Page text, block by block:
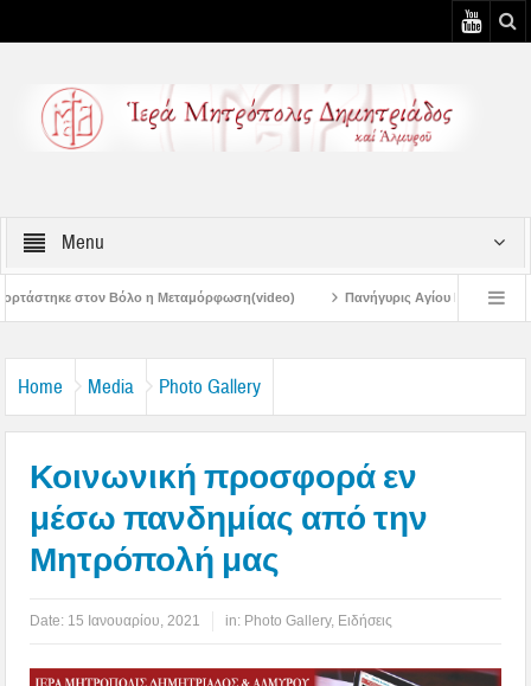
Menu
Μεταμόρφωση(video) Πανήγυρις Αγίου Καλλινίκου Μητροπολίτου Εδέσσης
Home Media Photo Gallery
Κοινωνική προσφορά εν
μέσω πανδημίας από την
Μητρόπολή μας
Date: 15 Ιανουαρίου, 2021 in: Photo Gallery, Ειδήσεις